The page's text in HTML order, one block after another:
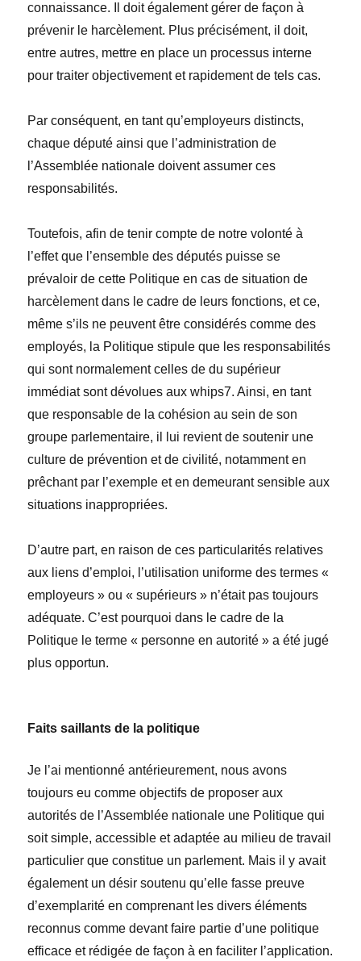
connaissance. Il doit également gérer de façon à
prévenir le harcèlement. Plus précisément, il doit,
entre autres, mettre en place un processus interne
pour traiter objectivement et rapidement de tels cas.
Par conséquent, en tant qu’employeurs distincts,
chaque député ainsi que l’administration de
l’Assemblée nationale doivent assumer ces
responsabilités.
Toutefois, afin de tenir compte de notre volonté à
l’effet que l’ensemble des députés puisse se
prévaloir de cette Politique en cas de situation de
harcèlement dans le cadre de leurs fonctions, et ce,
même s’ils ne peuvent être considérés comme des
employés, la Politique stipule que les responsabilités
qui sont normalement celles de du supérieur
immédiat sont dévolues aux whips7. Ainsi, en tant
que responsable de la cohésion au sein de son
groupe parlementaire, il lui revient de soutenir une
culture de prévention et de civilité, notamment en
prêchant par l’exemple et en demeurant sensible aux
situations inappropriées.
D’autre part, en raison de ces particularités relatives
aux liens d’emploi, l’utilisation uniforme des termes «
employeurs » ou « supérieurs » n’était pas toujours
adéquate. C’est pourquoi dans le cadre de la
Politique le terme « personne en autorité » a été jugé
plus opportun.
Faits saillants de la politique
Je l’ai mentionné antérieurement, nous avons
toujours eu comme objectifs de proposer aux
autorités de l’Assemblée nationale une Politique qui
soit simple, accessible et adaptée au milieu de travail
particulier que constitue un parlement. Mais il y avait
également un désir soutenu qu’elle fasse preuve
d’exemplarité en comprenant les divers éléments
reconnus comme devant faire partie d’une politique
efficace et rédigée de façon à en faciliter l’application.